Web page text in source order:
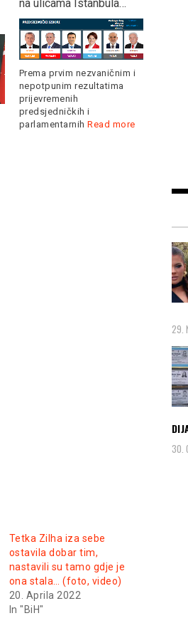
na ulicama Istanbula…
Prema prvim nezvaničnim i
nepotpunim rezultatima
prijevremenih
predsjedničkih i
parlamentarnih Read more
Tetka Zilha iza sebe
ostavila dobar tim,
nastavili su tamo gdje je
ona stala… (foto, video)
20. Aprila 2022
In "BiH"
29.
30.